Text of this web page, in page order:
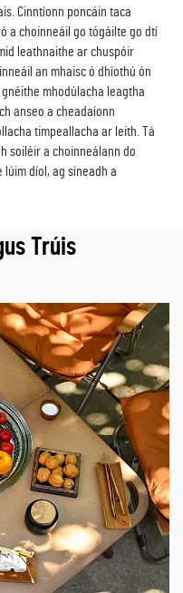
Cinntíonn poncáin taca
a choinneáil go tógáilte go dtí
leathnaithe ar chuspóir
an mhaisc ó dhíothú ón
mhodúlacha leagtha
anseo a cheadaíonn
timpeallacha ar leith. Tá
soiléir a choinneálann do
díol, ag síneadh a
Trúis